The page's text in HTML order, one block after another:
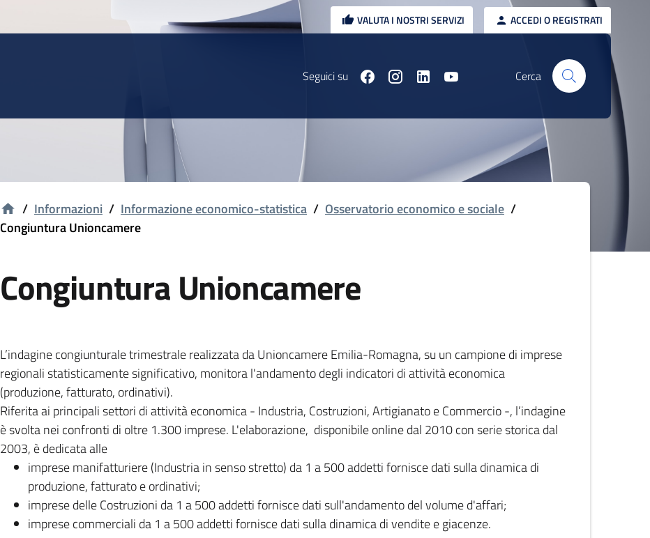
VALUTA I NOSTRI SERVIZI ACCEDI O REGISTRATI
Seguici su Cerca
/ Informazioni / Informazione economico-statistica / Osservatorio economico e sociale /
Congiuntura Unioncamere
Congiuntura Unioncamere
L’indagine congiunturale trimestrale realizzata da Unioncamere Emilia-Romagna, su un campione di imprese
regionali statisticamente significativo, monitora l'andamento degli indicatori di attività economica
(produzione, fatturato, ordinativi).
Riferita ai principali settori di attività economica - Industria, Costruzioni, Artigianato e Commercio -, l’indagine
è svolta nei confronti di oltre 1.300 imprese. L'elaborazione, disponibile online dal 2010 con serie storica dal
2003, è dedicata alle
imprese manifatturiere (Industria in senso stretto) da 1 a 500 addetti fornisce dati sulla dinamica di
produzione, fatturato e ordinativi;
imprese delle Costruzioni da 1 a 500 addetti fornisce dati sull'andamento del volume d'affari;
imprese commerciali da 1 a 500 addetti fornisce dati sulla dinamica di vendite e giacenze.